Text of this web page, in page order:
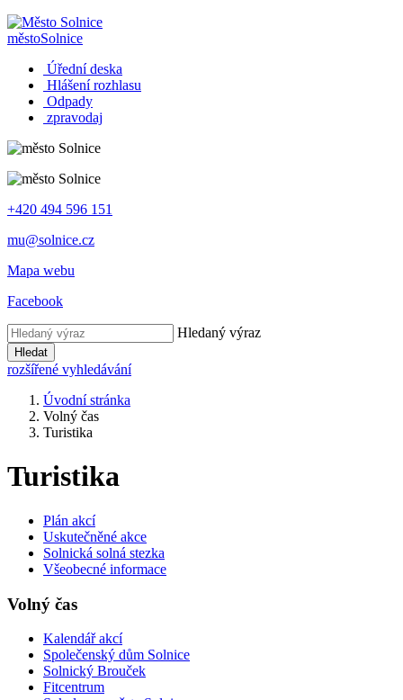
městoSolnice
Úřední deska
Hlášení rozhlasu
Odpady
zpravodaj
+420 494 596 151
mu@solnice.cz
Mapa webu
Facebook
Hledaný výraz
Hledat
rozšířené vyhledávání
Úvodní stránka
Volný čas
Turistika
Turistika
Plán akcí
Uskutečněné akce
Solnická solná stezka
Všeobecné informace
Volný čas
Kalendář akcí
Společenský dům Solnice
Solnický Brouček
Fitcentrum